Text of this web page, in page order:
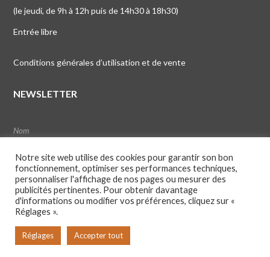
(le jeudi, de 9h à 12h puis de 14h30 à 18h30)
Entrée libre
Conditions générales d’utilisation et de vente
NEWSLETTER
Notre site web utilise des cookies pour garantir son bon
fonctionnement, optimiser ses performances techniques,
personnaliser l'affichage de nos pages ou mesurer des
publicités pertinentes. Pour obtenir davantage
d'informations ou modifier vos préférences, cliquez sur «
Réglages ».
Réglages Accepter tout